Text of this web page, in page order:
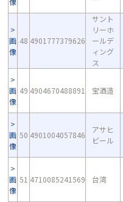
画
像
48 4901777379626
サント
リーホ
ールデ
ィング
ス
画
像
49 4904670488891 宝酒造
画
像
50 4901004057846
アサヒ
ビール
画
像
51 4710085241569 台湾